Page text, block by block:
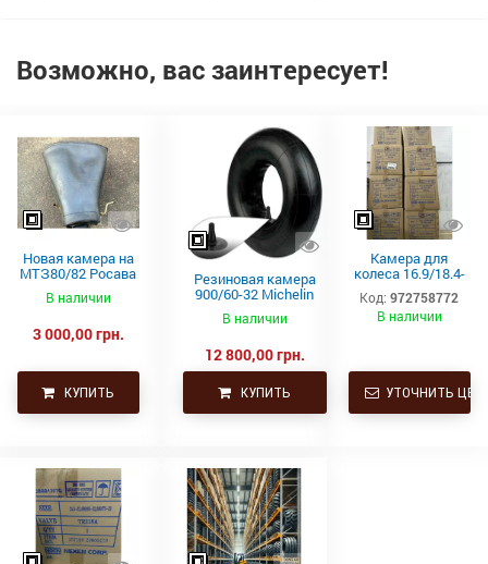
Возможно, вас заинтересует!
Новая камера на
МТЗ80/82 Росава
толстая 15.5-38
В наличии
3 000,00 грн.
КУПИТЬ
Резиновая камера
900/60-32 Michelin
сельскохозяйственн
В наличии
12 800,00 грн.
КУПИТЬ
Камера для
колеса 16.9/18.4-
46 TR-218A Kabat
Код: 972758772
В наличии
УТОЧНИТЬ